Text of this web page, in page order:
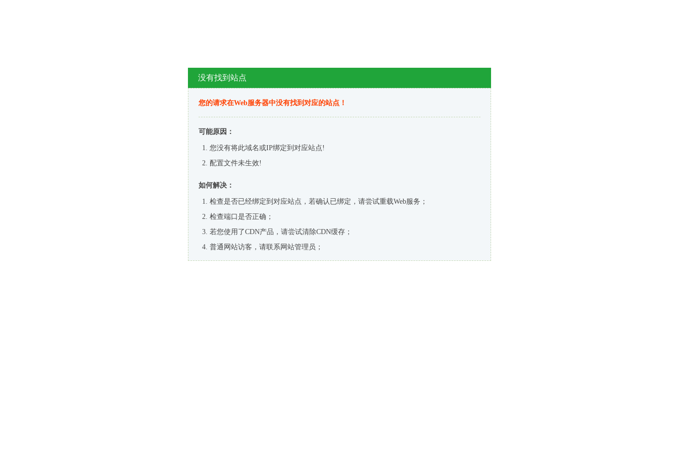
没有找到站点
您的请求在Web服务器中没有找到对应的站点！
可能原因：
您没有将此域名或IP绑定到对应站点!
配置文件未生效!
如何解决：
检查是否已经绑定到对应站点，若确认已绑定，请尝试重载Web服务；
检查端口是否正确；
若您使用了CDN产品，请尝试清除CDN缓存；
普通网站访客，请联系网站管理员；